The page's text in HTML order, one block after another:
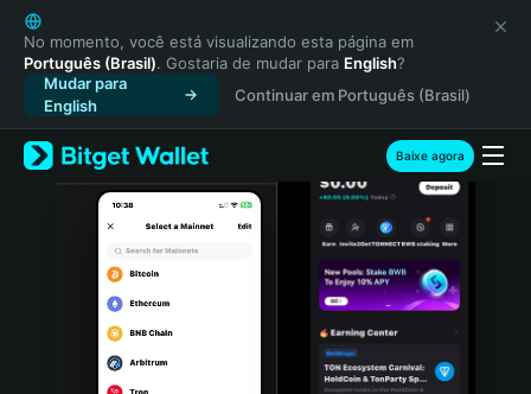
English
日本語
Tiếng Việt
Русский
Español (Latinoamérica)
Türkçe
Italiano
Português (Portugal)
Bahasa Indonesia
No momento, você está visualizando esta página em
Português (Brasil). Gostaria de mudar para English?
Mudar para
English
Continuar em Português (Brasil)
Baixe agora